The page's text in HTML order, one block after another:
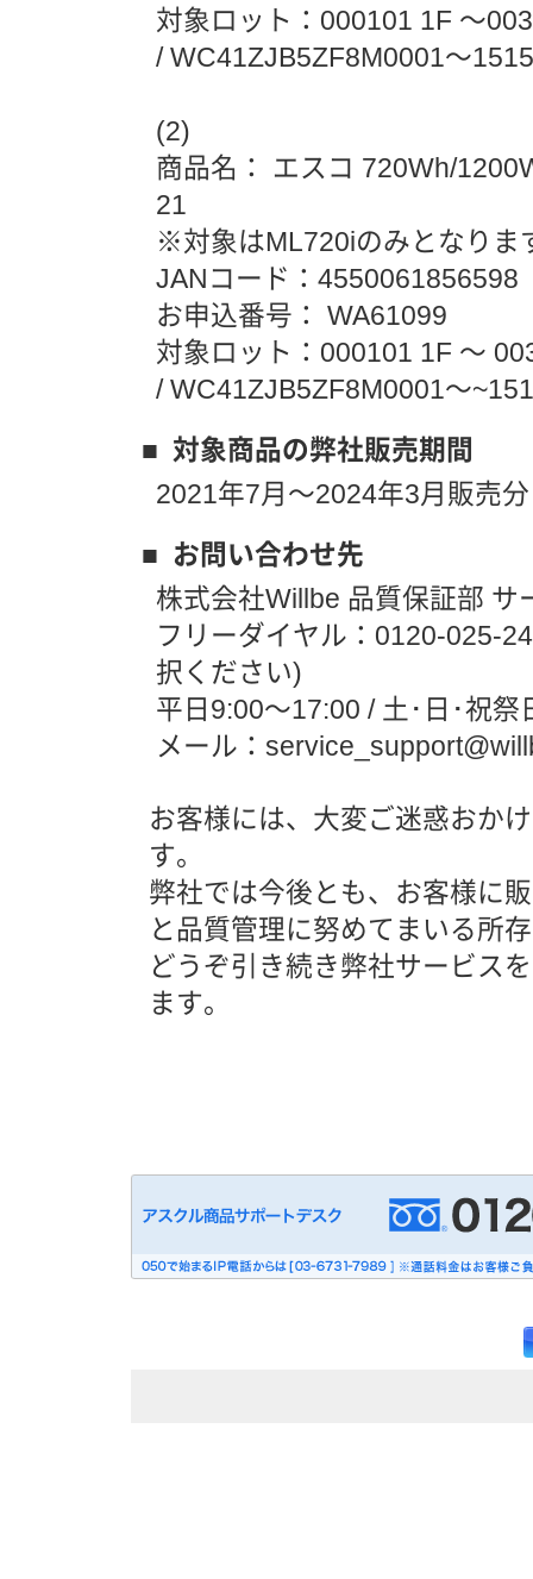
対象ロット：000101 1F ～
/ WC41ZJB5ZF8M0001～1515
(2)
商品名： エスコ 720Wh/
21
※対象はML720iのみとなりま
JANコード：4550061856598
お申込番号： WA61099
対象ロット：000101 1F ～
/ WC41ZJB5ZF8M0001～
■ 対象商品の弊社販売期間
2021年7月～2024年3月販売分
■ お問い合わせ先
株式会社Willbe 品質保証部 サ
フリーダイヤル：0120-025-
択ください)
平日9:00～17:00 / 土･日･祝祭
メール：
お客様には、大変ご迷惑おか
す。
弊社では今後とも、お客様に
と品質管理に努めてまいる所
どうぞ引き続き弊社サービス
ます。